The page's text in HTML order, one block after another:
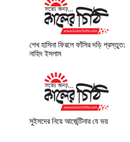
শেখ হাসিনা ফিরলে ফাঁসির দড়ি প্রস্তুত:
নাহিদ ইসলাম
সুইসদের নিয়ে আর্জেন্টিনার যে ভয়